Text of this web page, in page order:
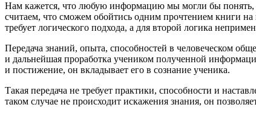
Нам кажется, что любую информацию мы могли бы понять,
считаем, что сможем обойтись одним прочтением книги
требует логического подхода, а для второй логика
Передача знаний, опыта, способностей в человеческом
и дальнейшая проработка учеником полученной
и постижение, он вкладывает его в сознание ученика.
Такая передача не требует практики, способности и
таком случае не происходит искажения знания, он